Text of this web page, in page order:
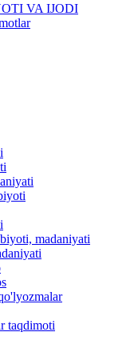
VA IJODI
madaniyati
taqdimoti